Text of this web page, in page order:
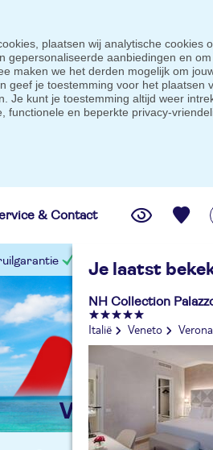
plaatsen wij analytische cookies
gepersonaliseerde aanbiedingen en
maken we het derden mogelijk om
geef je toestemming voor het plaatsen
Je kunt je toestemming altijd weer
functionele en beperkte privacy-
& Contact
Je laatst
NH Collection
Italië Veneto Verona
Slimme prijsgarantie
vind jouw